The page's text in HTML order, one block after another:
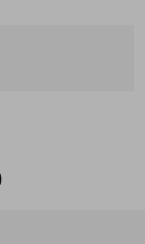
Back To Top